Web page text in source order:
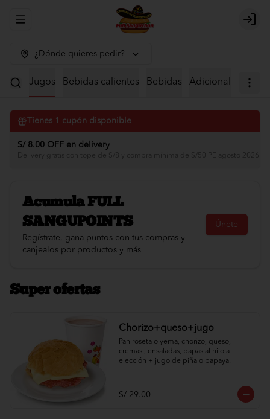
Abrir menu de navegación
¿Dónde quieres pedir?
Jugos Bebidas calientes Bebidas Adicionales
Tienes 1 cupón disponible
S/ 8.00 OFF en delivery
Delivery gratis con tope de S/8 y compra mínima de S/50 PE agosto 2026 🛵
Acumula FULL
SANGUPOINTS
Regístrate, gana puntos con tus compras y
canjealos por productos y más
Únete
Super ofertas
Chorizo+queso+jugo
Pan roseta o yema, chorizo, queso,
cremas , ensaladas, papas al hilo a
elección + jugo de piña o papaya.
S/ 29.00